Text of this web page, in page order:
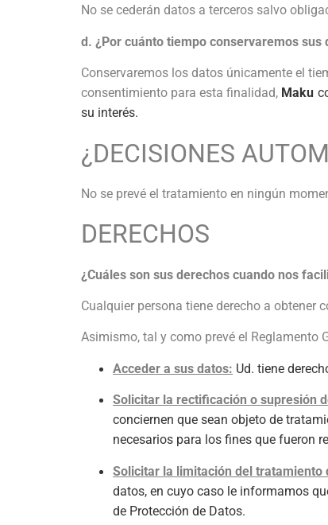
No se cederán datos a terceros salvo
d. ¿Por cuánto tiempo conservaremos sus
Conservaremos los datos únicamente el
consentimiento para esta finalidad, Maku
su interés.
¿DECISIONES
No se prevé el tratamiento en ningún
DERECHOS
¿Cuáles son sus derechos cuando nos
Cualquier persona tiene derecho a obtener
Asimismo, tal y como prevé el Reglamento
Acceder a sus datos: Ud. tiene
Solicitar la rectificación o supresión
conciernen que sean objeto de
necesarios para los fines que fueron
Solicitar la limitación del tratamiento
datos, en cuyo caso le informamos
de Protección de Datos.